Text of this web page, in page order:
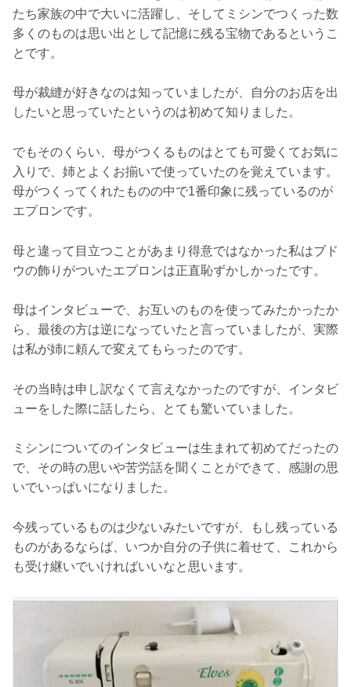
たち家族の中で大いに活躍し、そしてミシンでつくった数
多くのものは思い出として記憶に残る宝物であるというこ
とです。
母が裁縫が好きなのは知っていましたが、自分のお店を出
したいと思っていたというのは初めて知りました。
でもそのくらい、母がつくるものはとても可愛くてお気に
入りで、姉とよくお揃いで使っていたのを覚えています。
母がつくってくれたものの中で1番印象に残っているのが
エプロンです。
母と違って目立つことがあまり得意ではなかった私はブド
ウの飾りがついたエプロンは正直恥ずかしかったです。
母はインタビューで、お互いのものを使ってみたかったか
ら、最後の方は逆になっていたと言っていましたが、実際
は私が姉に頼んで変えてもらったのです。
その当時は申し訳なくて言えなかったのですが、インタビ
ューをした際に話したら、とても驚いていました。
ミシンについてのインタビューは生まれて初めてだったの
で、その時の思いや苦労話を聞くことができて、感謝の思
いでいっぱいになりました。
今残っているものは少ないみたいですが、もし残っている
ものがあるならば、いつか自分の子供に着せて、これから
も受け継いでいければいいなと思います。